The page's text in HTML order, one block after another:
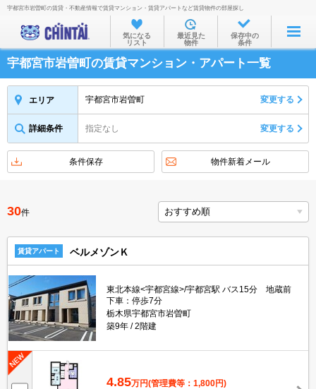
お部屋を探す
沿線・駅から
住所から
物件特集から
不動産会社から
TOP
宇都宮市岩曽町の賃貸・不動産情報で賃貸マンション・賃貸アパートなど賃貸物件の部屋探し
気になる
リスト
最近見た
物件
保存中の
条件
宇都宮市岩曽町の賃貸マンション・アパート一覧
エリア 宇都宮市岩曽町 変更する
詳細条件 指定なし 変更する
条件保存 物件新着メール
30件
賃貸アパート ベルメゾンＫ
東北本線<宇都宮線>/宇都宮駅 バス15分 地蔵前
下車：停歩7分
栃木県宇都宮市岩曽町
築9年
2階建
4.85万円(管理費等：1,800円)